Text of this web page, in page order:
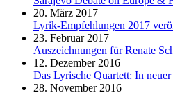
20. März 2017
Lyrik-Empfehlungen 2017
23. Februar 2017
Auszeichnungen für Renate
12. Dezember 2016
Das Lyrische Quartett: In
28. November 2016